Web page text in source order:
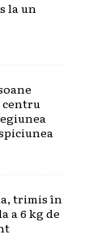
la un
centru
trimis în
a 6 kg de